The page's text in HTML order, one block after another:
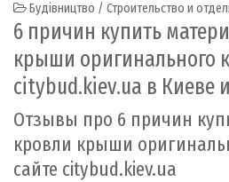
Будівництво / Строительство и
6 причин купить
крыши оригинального
citybud.kiev.ua в Киеве
Отзывы про 6 причин
кровли крыши
сайте citybud.kiev.ua